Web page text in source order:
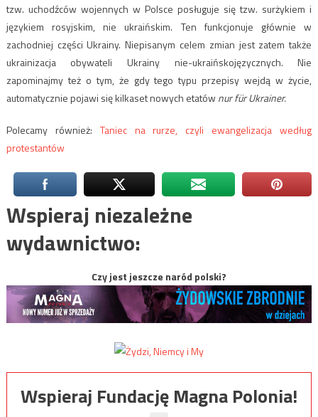
tzw. uchodźców wojennych w Polsce posługuje się tzw. surżykiem i
językiem rosyjskim, nie ukraińskim. Ten funkcjonuje głównie w
zachodniej części Ukrainy. Niepisanym celem zmian jest zatem także
ukrainizacja obywateli Ukrainy nie-ukraińskojęzycznych. Nie
zapominajmy też o tym, że gdy tego typu przepisy wejdą w życie,
automatycznie pojawi się kilkaset nowych etatów nur für Ukrainer.
Polecamy również: Taniec na rurze, czyli ewangelizacja według
protestantów
Wspieraj niezależne
wydawnictwo:
Czy jest jeszcze naród polski?
Wspieraj Fundację Magna Polonia!